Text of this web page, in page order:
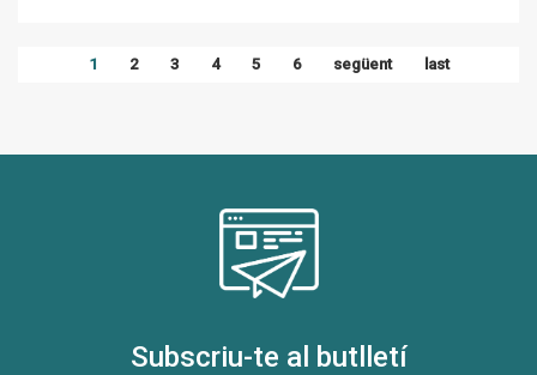
1 2 3 4 5 6 següent last
Subscriu-te al butlletí